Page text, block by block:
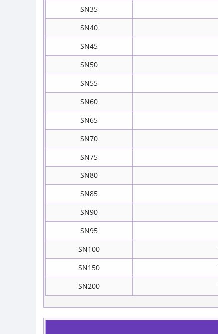
SN35
SN40
SN45
SN50
SN55
SN60
SN65
SN70
SN75
SN80
SN85
SN90
SN95
SN100
SN150
SN200